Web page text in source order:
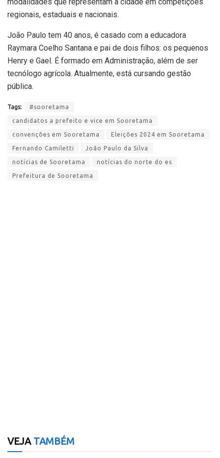
regionais, estaduais e nacionais.
João Paulo tem 40 anos, é casado com a educadora
Raymara Coelho Santana e pai de dois filhos: os pequenos
Henry e Gael. É formado em Administração, além de ser
tecnólogo agrícola. Atualmente, está cursando gestão
pública.
Tags: #sooretama
candidatos a prefeito e vice em Sooretama
convenções em Sooretama Eleições 2024 em Sooretama
Fernando Camiletti João Paulo da Silva
notícias de Sooretama notícias do norte do es
Prefeitura de Sooretama
VEJATAMBÉM